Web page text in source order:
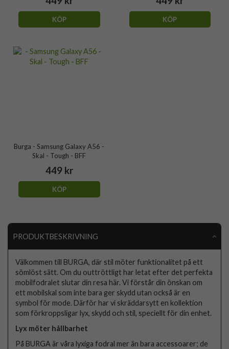
KÖP KÖP
Burga - Samsung Galaxy A56 -
Skal - Tough - BFF
449 kr
KÖP
PRODUKTBESKRIVNING
Välkommen till BURGA, där stil möter funktionalitet på ett
sömlöst sätt. Om du outtröttligt har letat efter det perfekta
mobilfodralet slutar din resa här. Vi förstår din önskan om
ett mobilskal som inte bara ger skydd utan också är en
symbol för mode. Därför har vi skräddarsytt en kollektion
som förkroppsligar lyx, skydd och stil, speciellt för din enhet.
Lyx möter hållbarhet
På BURGA är våra lyxiga fodral mer än bara accessoarer; de